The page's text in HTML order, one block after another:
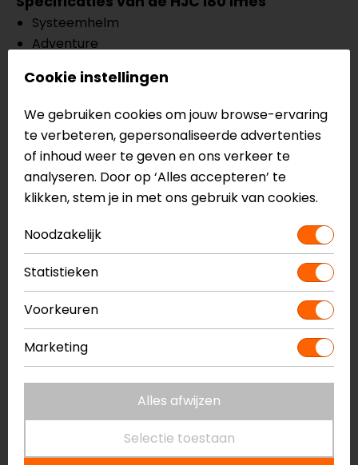
Systeemhelm
Adventure
3 schaalmaten
ACS ventilatiesysteem
ECE 22.06
Pinlock Ready HJ-44 vizier: biedt 99% UV-
bescherming, anti-krascoating
Zonnevizier inbegrepen
Uitneembare binnenvoering, vochtafvoerend
Ratelsluiting
Wordt geleverd met pinlock
Meer informatie nodig?
Heb je meer informatie nodig over dit product?
met ons op of kom langs in één
vanonze winkels
in Breda, Capelle aan den IJssel,
het product bekijken & passen en staan onze
verkoopmedewerkers voor je klaar met advies.
Bekijk onze anderesysteemhelmen.
Cookie instellingen
We gebruiken cookies om jouw browse-ervaring
te verbeteren, gepersonaliseerde advertenties
of inhoud weer te geven en ons verkeer te
analyseren. Door op ‘Alles accepteren’ te
klikken, stem je in met ons gebruik van cookies.
Noodzakelijk
Statistieken
Voorkeuren
Marketing
Alles afwijzen
Selectie toestaan